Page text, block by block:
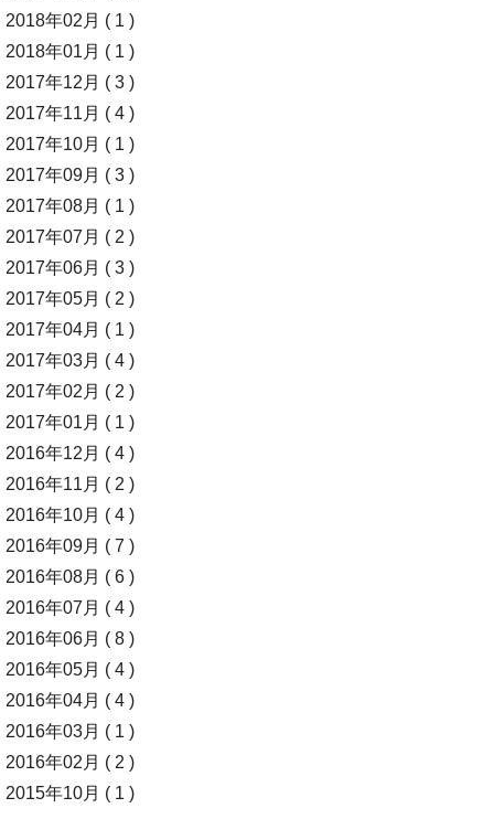
2018年02月 ( 1 )
2018年01月 ( 1 )
2017年12月 ( 3 )
2017年11月 ( 4 )
2017年10月 ( 1 )
2017年09月 ( 3 )
2017年08月 ( 1 )
2017年07月 ( 2 )
2017年06月 ( 3 )
2017年05月 ( 2 )
2017年04月 ( 1 )
2017年03月 ( 4 )
2017年02月 ( 2 )
2017年01月 ( 1 )
2016年12月 ( 4 )
2016年11月 ( 2 )
2016年10月 ( 4 )
2016年09月 ( 7 )
2016年08月 ( 6 )
2016年07月 ( 4 )
2016年06月 ( 8 )
2016年05月 ( 4 )
2016年04月 ( 4 )
2016年03月 ( 1 )
2016年02月 ( 2 )
2015年10月 ( 1 )